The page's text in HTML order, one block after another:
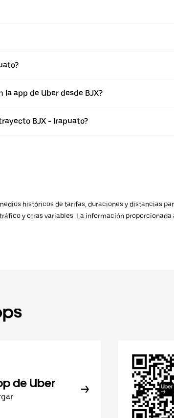
app de Uber desde BJX?
BJX - Irapuato?
históricos de tarifas, duraciones y distancias
y otras variables. La información proporcionada
de Uber